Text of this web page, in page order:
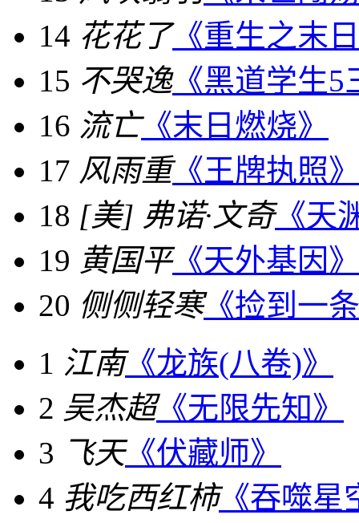
14 花花了《重生之末
15 不哭逸《黑道学生5
16 流亡《末日燃烧》
17 风雨重《王牌执照》
18 [美] 弗诺·文奇《天
19 黄国平《天外基因》
20 侧侧轻寒《捡到一
1 江南《龙族(八卷)》
2 吴杰超《无限先知》
3 飞天《伏藏师》
4 我吃西红柿《吞噬星